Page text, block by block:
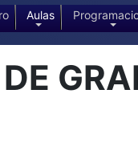
Aulas